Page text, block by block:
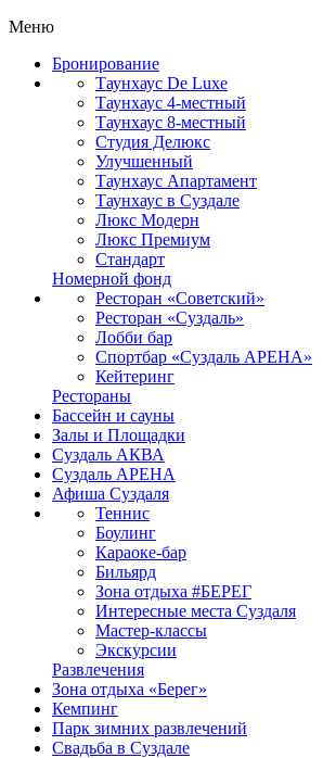
Меню
Бронирование
Таунхаус De Luxe
Таунхаус 4-местный
Таунхаус 8-местный
Студия Делюкс
Улучшенный
Таунхаус Апартамент
Таунхаус в Суздале
Люкс Модерн
Люкс Премиум
Стандарт
Номерной фонд
Ресторан «Советский»
Ресторан «Суздаль»
Лобби бар
Спортбар «Суздаль АРЕНА»
Кейтеринг
Рестораны
Бассейн и сауны
Залы и Площадки
Суздаль АКВА
Суздаль АРЕНА
Афиша Суздаля
Теннис
Боулинг
Караоке-бар
Бильярд
Зона отдыха #БЕРЕГ
Интересные места Суздаля
Мастер-классы
Экскурсии
Развлечения
Зона отдыха «Берег»
Кемпинг
Парк зимних развлечений
Свадьба в Суздале